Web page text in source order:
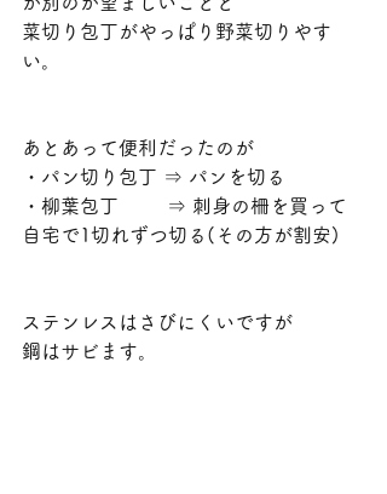
菜切り包丁がやっぱり野菜切りやす
い。
あとあって便利だったのが
・パン切り包丁 ⇒ パンを切る
・柳葉包丁        ⇒ 刺身の柵を買って
自宅で1切れずつ切る(その方が割安)
ステンレスはさびにくいですが
鋼はサビます。